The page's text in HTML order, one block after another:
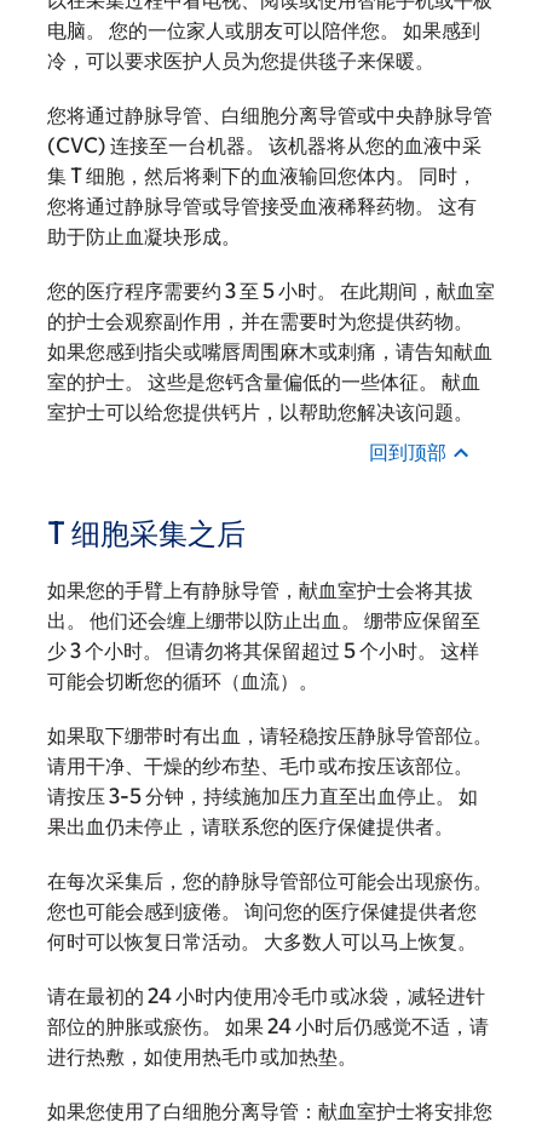
电脑。 您的一位家人或朋友可以陪伴您。 如果感到
冷，可以要求医护人员为您提供毯子来保暖。
您将通过静脉导管、白细胞分离导管或中央静脉导管
(CVC) 连接至一台机器。 该机器将从您的血液中采
集 T 细胞，然后将剩下的血液输回您体内。 同时，
您将通过静脉导管或导管接受血液稀释药物。 这有
助于防止血凝块形成。
您的医疗程序需要约 3 至 5 小时。 在此期间，献血室
的护士会观察副作用，并在需要时为您提供药物。
如果您感到指尖或嘴唇周围麻木或刺痛，请告知献血
室的护士。 这些是您钙含量偏低的一些体征。 献血
室护士可以给您提供钙片，以帮助您解决该问题。
回到顶部
T 细胞采集之后
如果您的手臂上有静脉导管，献血室护士会将其拔
出。 他们还会缠上绷带以防止出血。 绷带应保留至
少 3 个小时。 但请勿将其保留超过 5 个小时。 这样
可能会切断您的循环（血流）。
如果取下绷带时有出血，请轻稳按压静脉导管部位。
请用干净、干燥的纱布垫、毛巾或布按压该部位。
请按压 3-5 分钟，持续施加压力直至出血停止。 如
果出血仍未停止，请联系您的医疗保健提供者。
在每次采集后，您的静脉导管部位可能会出现瘀伤。
您也可能会感到疲倦。 询问您的医疗保健提供者您
何时可以恢复日常活动。 大多数人可以马上恢复。
请在最初的 24 小时内使用冷毛巾或冰袋，减轻进针
部位的肿胀或瘀伤。 如果 24 小时后仍感觉不适，请
进行热敷，如使用热毛巾或加热垫。
如果您使用了白细胞分离导管：献血室护士将安排您